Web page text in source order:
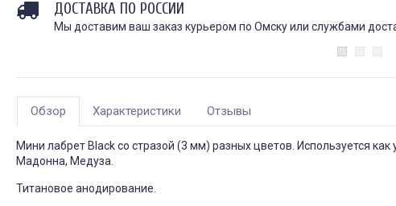
ДОСТАВКА ПО РОССИИ
Мы доставим ваш заказ курьером по Омску или службами
Обзор Характеристики Отзывы
Мини лабрет Black со стразой (3 мм) разных цветов. Используется
Мадонна, Медуза.
Титановое анодирование.